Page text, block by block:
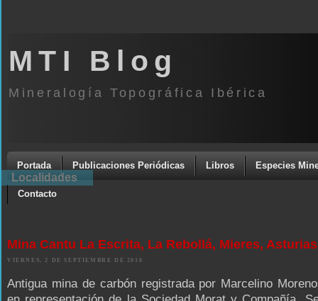
MTI Blog
Mineralogía Topográfica Ibérica
Portada Publicaciones Periódicas Libros Especies
Contacto
Mina Cantu La Escrita, La Rebollá, Mieres, Asturias
VIERNES, 2 DE SEPTIEMBRE DE 2016
Antigua mina de carbón registrada por Marcelino
Localidades